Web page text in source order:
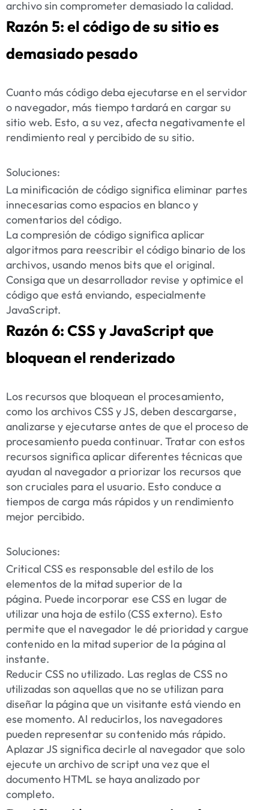
archivo sin comprometer demasiado la calidad.
Razón 5: el código de su sitio es
demasiado pesado
Cuanto más código deba ejecutarse en el servidor
o navegador, más tiempo tardará en cargar su
sitio web. Esto, a su vez, afecta negativamente el
rendimiento real y percibido de su sitio.
Soluciones:
La minificación de código significa eliminar partes
innecesarias como espacios en blanco y
comentarios del código.
La compresión de código significa aplicar
algoritmos para reescribir el código binario de los
archivos, usando menos bits que el original.
Consiga que un desarrollador revise y optimice el
código que está enviando, especialmente
JavaScript.
Razón 6: CSS y JavaScript que
bloquean el renderizado
Los recursos que bloquean el procesamiento,
como los archivos CSS y JS, deben descargarse,
analizarse y ejecutarse antes de que el proceso de
procesamiento pueda continuar. Tratar con estos
recursos significa aplicar diferentes técnicas que
ayudan al navegador a priorizar los recursos que
son cruciales para el usuario. Esto conduce a
tiempos de carga más rápidos y un rendimiento
mejor percibido.
Soluciones:
Critical CSS es responsable del estilo de los
elementos de la mitad superior de la
página. Puede incorporar ese CSS en lugar de
utilizar una hoja de estilo (CSS externo). Esto
permite que el navegador le dé prioridad y cargue
contenido en la mitad superior de la página al
instante.
Reducir CSS no utilizado. Las reglas de CSS no
utilizadas son aquellas que no se utilizan para
diseñar la página que un visitante está viendo en
ese momento. Al reducirlos, los navegadores
pueden representar su contenido más rápido.
Aplazar JS significa decirle al navegador que solo
ejecute un archivo de script una vez que el
documento HTML se haya analizado por
completo.